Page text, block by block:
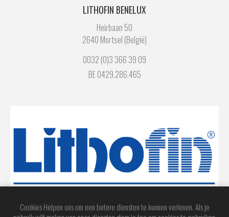
LITHOFIN BENELUX
Heirbaan 50
2640 Mortsel (België)
0032 (0)3 366 39 09
BE 0429.286.465
Cookies Helpen ons om een betere diensten te kunnen verlenen. Als je